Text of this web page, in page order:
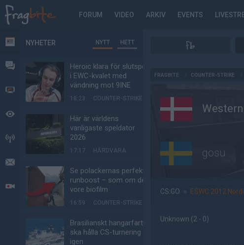
FORUM VIDEO ARKIV EVENTS
NYHETER
VIDEO
BEVAKAT
HÄNDELSER
LIVESÄNDNINGAR
NYHETER NYTT HETT
Heroic klara för slutspel
i EWC-kvalet med
vändning mot 9INE
18:23 COUNTER-STRIKE
Här är världens
vanligaste speldator
2026
17:17 HÅRDVARA
Se polackernas perfekta
runboost – som om det
vore biofilm
16:59 COUNTER-STRIKE
Brasilianskt hangarfartyg
ska hålla CS-turnering –
igen
FRAGBITE COUNTER-STRIKE
gosu
CS:GO » ESWC 2012
Unknown (2 - 0)